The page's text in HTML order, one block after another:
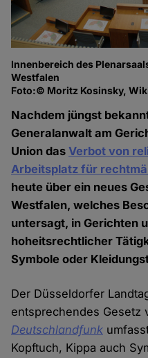
Innenbereich des
Westfalen
Foto:© Moritz Kosinsky,
Nachdem jüngst
Generalanwalt am
Union dasVerbot von
Arbeitsplatz für
heute über ein neues
Westfalen, welches
untersagt, in Gerichten
hoheitsrechtlicher
Symbole oder
Der Düsseldorfer
entsprechendes Gesetz
Deutschlandfunk
Kopftuch, Kippa auch